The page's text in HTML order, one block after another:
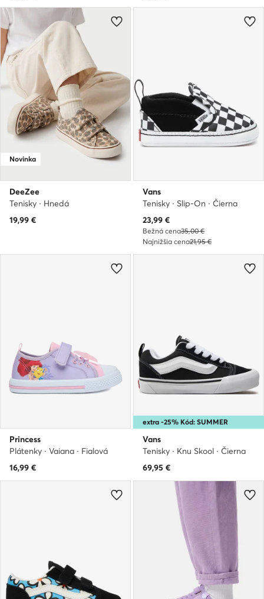
Novinka
DeeZee
Tenisky · Hnedá
19,99 €
Vans
Tenisky · Slip-On · Čierna
Aktuálna cena
23,99 €
Bežná cena35,00 €
Najnižšia cena21,95 €
Princess
Plátenky · Vaiana · Fialová
16,99 €
extra -25% Kód: SUMMER
Vans
Tenisky · Knu Skool · Čierna
69,95 €